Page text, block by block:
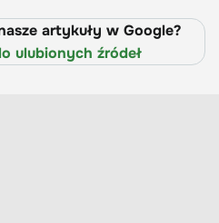
artykuły w Google?
ulubionych źródeł